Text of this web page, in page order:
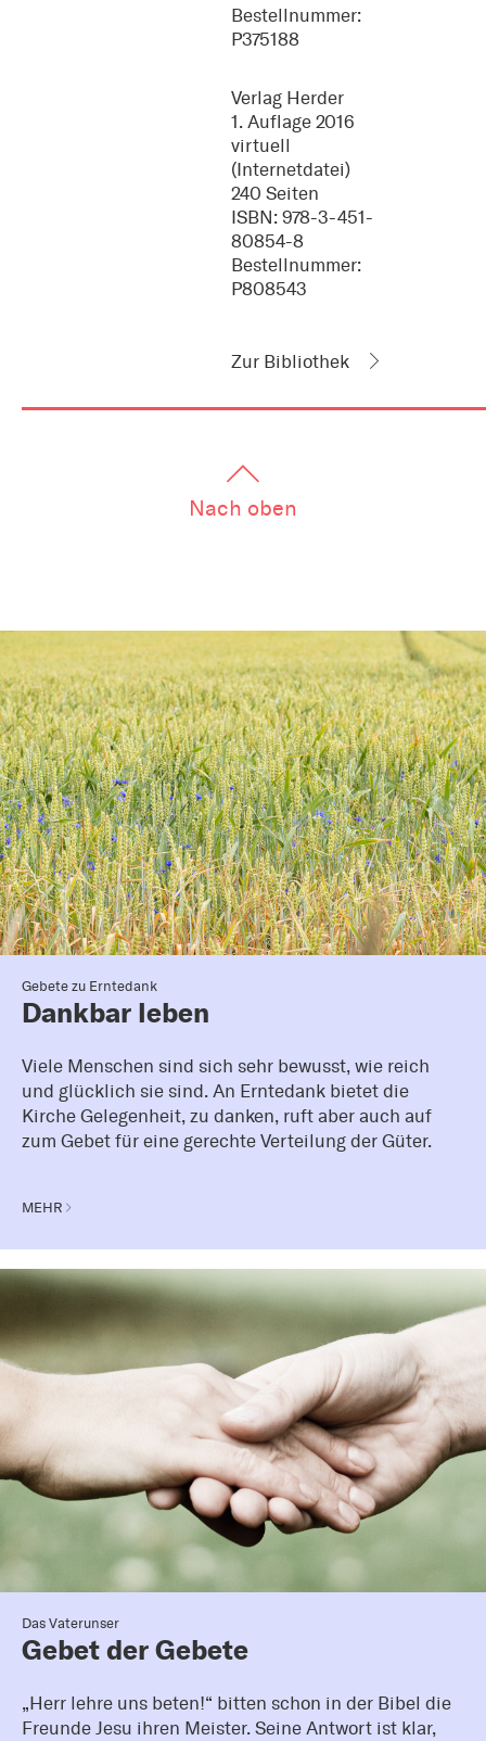
Bestellnummer:
P375188
Verlag Herder
1. Auflage 2016
virtuell
(Internetdatei)
240 Seiten
ISBN: 978-3-451-
80854-8
Bestellnummer:
P808543
Zur Bibliothek
Nach oben
Gebete zu Erntedank
Dankbar leben
Viele Menschen sind sich sehr bewusst, wie reich
und glücklich sie sind. An Erntedank bietet die
Kirche Gelegenheit, zu danken, ruft aber auch auf
zum Gebet für eine gerechte Verteilung der Güter.
MEHR
Das Vaterunser
Gebet der Gebete
„Herr lehre uns beten!“ bitten schon in der Bibel die
Freunde Jesu ihren Meister. Seine Antwort ist klar,